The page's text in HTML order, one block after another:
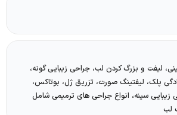
لیفت و بزرگ کردن لب، جراحی زیبایی گونه،
پلک، لیفتینگ صورت، تزریق ژل، بوتاکس،
زیبایی سینه، انواع جراحی های ترمیمی شامل
لب